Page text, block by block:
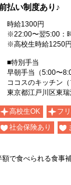
払い制度あり♪
時給1300円
※22:00〜翌5:00：
※高校生時給1250円
■特別手当
早朝手当（5:00〜
ココスのキッチン
東京都江戸川区東
高校生OK フ
社会保険あり
で食べられる食事